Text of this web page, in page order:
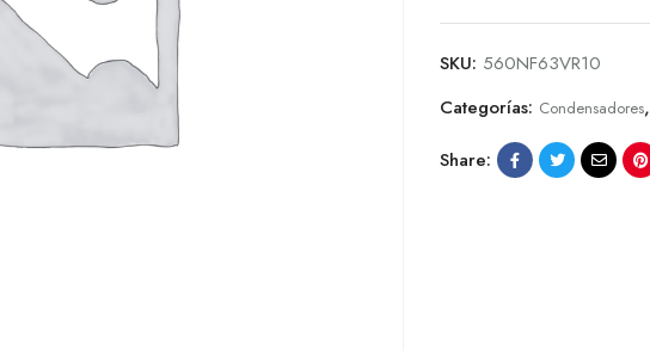
SKU: 560NF63VR10
Categorías: Condensadores,
Share: